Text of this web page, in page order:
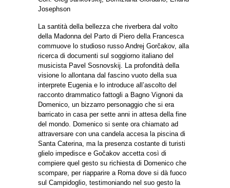
Josephson
La santità della bellezza che riverbera dal volto
della Madonna del Parto di Piero della Francesca
commuove lo studioso russo Andrej Gorčakov, alla
ricerca di documenti sul soggiorno italiano del
musicista Pavel Sosnovskij. La profondità della
visione lo allontana dal fascino vuoto della sua
interprete Eugenia e lo introduce all’ascolto del
racconto drammatico fattogli a Bagno Vignoni da
Domenico, un bizzarro personaggio che si era
barricato in casa per sette anni in attesa della fine
del mondo. Domenico si sente ora chiamato ad
attraversare con una candela accesa la piscina di
Santa Caterina, ma la presenza costante di turisti
glielo impedisce e Gočakov accetta così di
compiere quel gesto su richiesta di Domenico che
scompare, per riapparire a Roma dove si dà fuoco
sul Campidoglio, testimoniando nel suo gesto la